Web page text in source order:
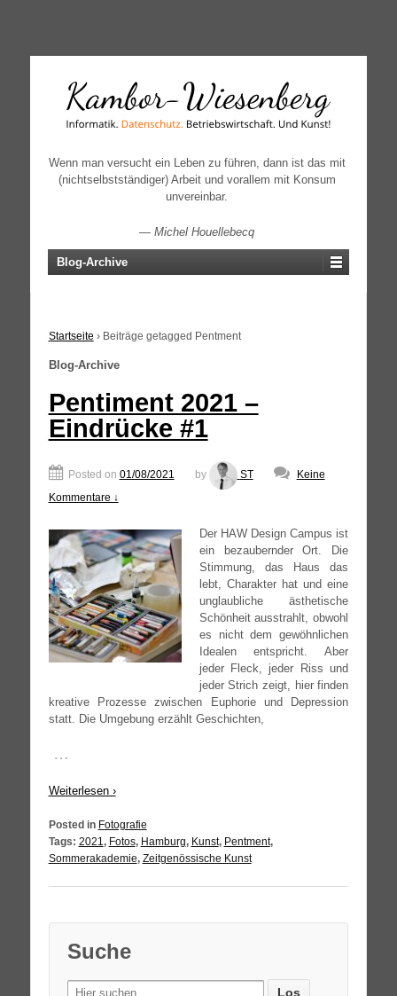
↓
CONTENT
Wenn man versucht ein Leben zu führen, dann ist das mit
(nichtselbstständiger) Arbeit und vorallem mit Konsum
unvereinbar.
—Michel Houellebecq
Blog-Archive
Startseite › Beiträge getagged Pentment
Blog-Archive
Pentiment 2021 –
Eindrücke #1
Posted on 01/08/2021 by ST
Keine
Kommentare ↓
Der HAWDesign Cam­pus ist
ein bezau­bern­der Ort. Die
Stim­mung, das Haus das
lebt, Cha­rak­ter hat und eine
unglaub­li­che ästhe­ti­sche
Schön­heit aus­strahlt, obwohl
es nicht dem gewöhn­li­chen
Idea­len ent­spricht. Aber
jeder Fleck, jeder Riss und
jeder Strich zeigt, hier fin­den
krea­ti­ve Pro­zes­se zwi­schen Eupho­rie und Depres­si­on
statt. Die Umge­bung erzählt Geschichten,
…
Wei­ter­le­sen ›
Posted in Fotografie
Tags: 2021, Fotos, Hamburg, Kunst, Pentment,
Sommerakademie, Zeitgenössische Kunst
Suche
Search